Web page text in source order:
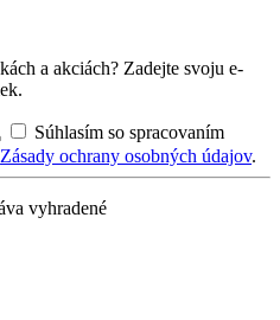
a akciách? Zadejte svoju e-
Súhlasím so spracovaním
Zásady ochrany osobných údajov.
vyhradené